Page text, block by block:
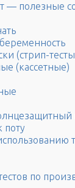
— полезные
(стрип-
(кассетные)
поту
по